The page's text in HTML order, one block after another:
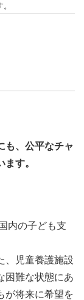
い合わせ等へ
保護方針」に
も、公平なチャ
す。
内の子ども支
、児童養護施設
困難な状態にあ
が将来に希望を